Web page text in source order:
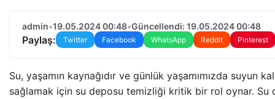
admin•19.05.2024 00:48•Güncellendi: 19.05.2024 00:48
Paylaş: Twitter Facebook WhatsApp Reddit Pinterest
Su, yaşamın kaynağıdır ve günlük yaşamımızda suyun
sağlamak için su deposu temizliği kritik bir rol oynar.